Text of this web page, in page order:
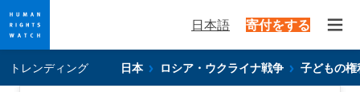
日本語 寄付をする
トレンディング 日本 ロシア・ウクライナ戦争 子どもの権